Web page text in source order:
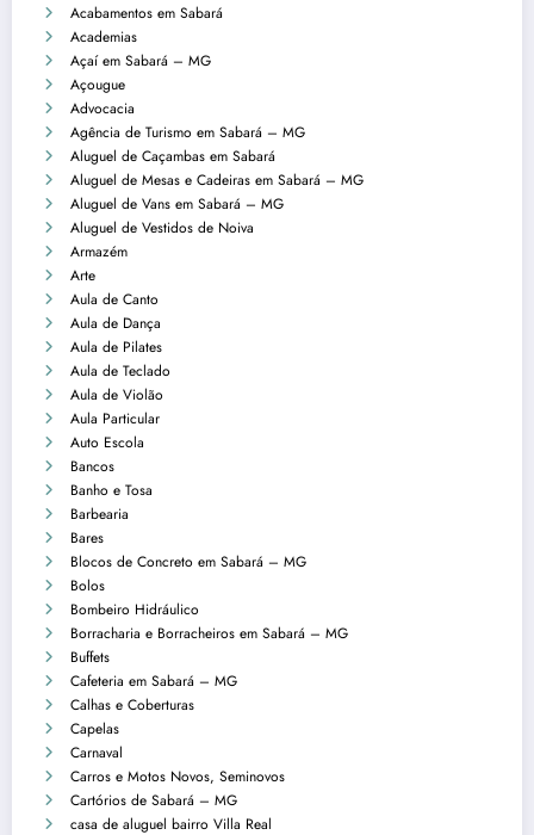
Acabamentos em Sabará
Academias
Açaí em Sabará – MG
Açougue
Advocacia
Agência de Turismo em Sabará – MG
Aluguel de Caçambas em Sabará
Aluguel de Mesas e Cadeiras em Sabará – MG
Aluguel de Vans em Sabará – MG
Aluguel de Vestidos de Noiva
Armazém
Arte
Aula de Canto
Aula de Dança
Aula de Pilates
Aula de Teclado
Aula de Violão
Aula Particular
Auto Escola
Bancos
Banho e Tosa
Barbearia
Bares
Blocos de Concreto em Sabará – MG
Bolos
Bombeiro Hidráulico
Borracharia e Borracheiros em Sabará – MG
Buffets
Cafeteria em Sabará – MG
Calhas e Coberturas
Capelas
Carnaval
Carros e Motos Novos, Seminovos
Cartórios de Sabará – MG
casa de aluguel bairro Villa Real